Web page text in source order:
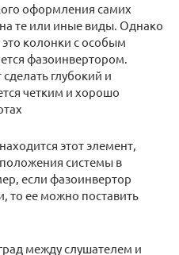
оформления самих
те или иные виды. Однако
колонки с особым
фазоинвертором.
глубокий и
четким и хорошо
этот элемент,
системы в
если фазоинвертор
то ее можно поставить
между слушателем и